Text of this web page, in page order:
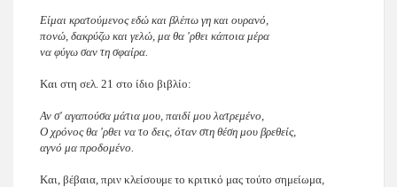
Είμαι κρατούμενος εδώ και βλέπω γη και ουρανό,
πονώ, δακρύζω και γελώ, μα θα 'ρθει κάποια μέρα
να φύγω σαν τη σφαίρα.
Και στη σελ. 21 στο ίδιο βιβλίο:
Αν σ' αγαπούσα μάτια μου, παιδί μου λατρεμένο,
Ο χρόνος θα 'ρθει να το δεις, όταν στη θέση μου βρεθείς,
αγνό μα προδομένο.
Και, βέβαια, πριν κλείσουμε το κριτικό μας τούτο σημείωμα,